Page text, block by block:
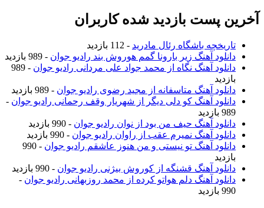
آخرین پست بازدید شده کاربران
تاریخچه باشگاه رئال مادرید - 112 بازدید
دانلود آهنگ زیر بارونا گمم هوروش بند رادیو جوان - 989 بازدید
دانلود آهنگ نگاه از محمد جواد علی مردانی رادیو جوان
- 989
بازدید
دانلود آهنگ متاسفانه از مجید رضوی رادیو جوان - 989 بازدید
دانلود آهنگ کو دلی دیگر از شهریار وقف رحمانی رادیو جوان -
989 بازدید
دانلود آهنگ حیف من بود از نوان رادیو جوان - 990 بازدید
دانلود آهنگ نمیرم عقب از راوان رادیو جوان - 990 بازدید
دانلود آهنگ تو نیستی و من هنوز عاشقم رادیو جوان
- 990
بازدید
دانلود آهنگ قشنگه از کوروش بیژنی رادیو جوان - 990 بازدید
دانلود آهنگ دلم هواتو کرده از محمد روزبهانی رادیو جوان -
990 بازدید